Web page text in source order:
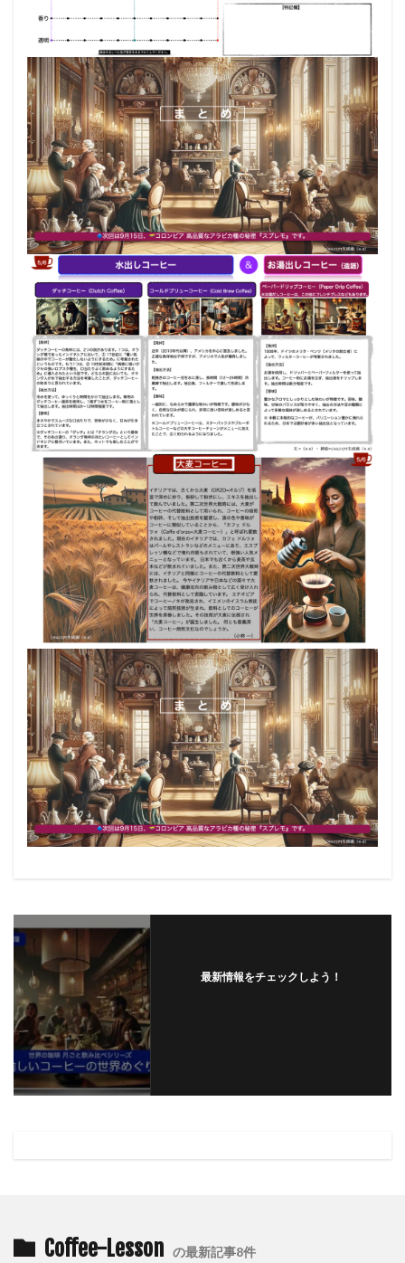
最新情報をチェックしよう！
Coffee-Lesson の最新記事8件